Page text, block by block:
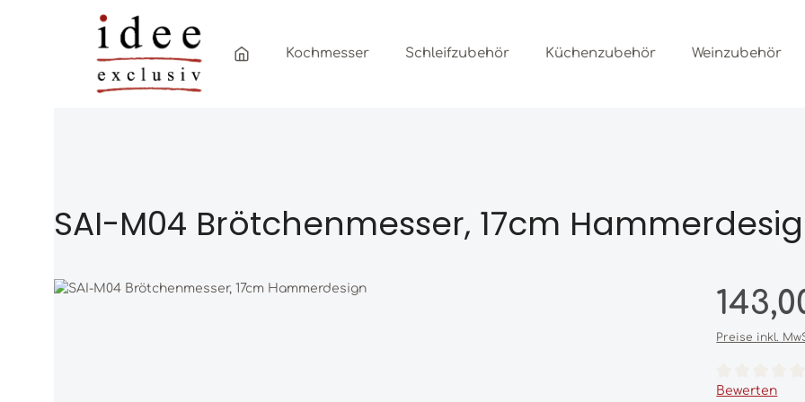
Zum Hauptinhalt springen
Zur Hauptnavigation springen
Kochmesser Schleifzubehör Küchenzubehör Weinzubehör
SAI-M04 Brötchenmesser, 17cm
Bildergalerie überspringen Regulärer
Preise inkl.
Bewerten